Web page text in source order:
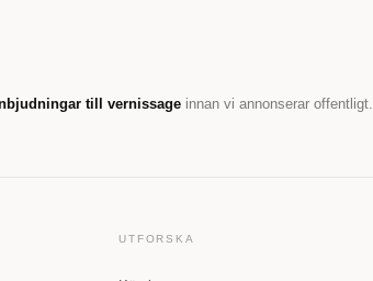
till vernissage innan vi annonserar offentligt.
UTFORSKA